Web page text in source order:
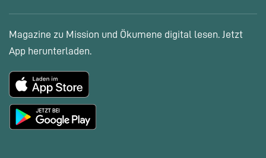
Magazine zu Mission und Ökumene digital lesen. Jetzt
App herunterladen.